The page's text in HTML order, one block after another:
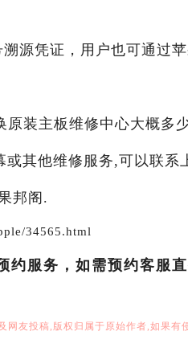
源凭证，用户也可通过
装主板维修中心大概多
或其他维修服务,可以联
邦阁.
34565.html
约服务，如需预约客服
网友投稿,版权归属于原始作者,如果